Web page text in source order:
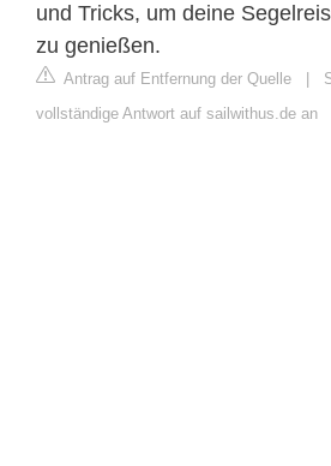
und Tricks, um deine
zu genießen.
Antrag auf Entfernung der Quelle
vollständige Antwort auf sailwithus.de an